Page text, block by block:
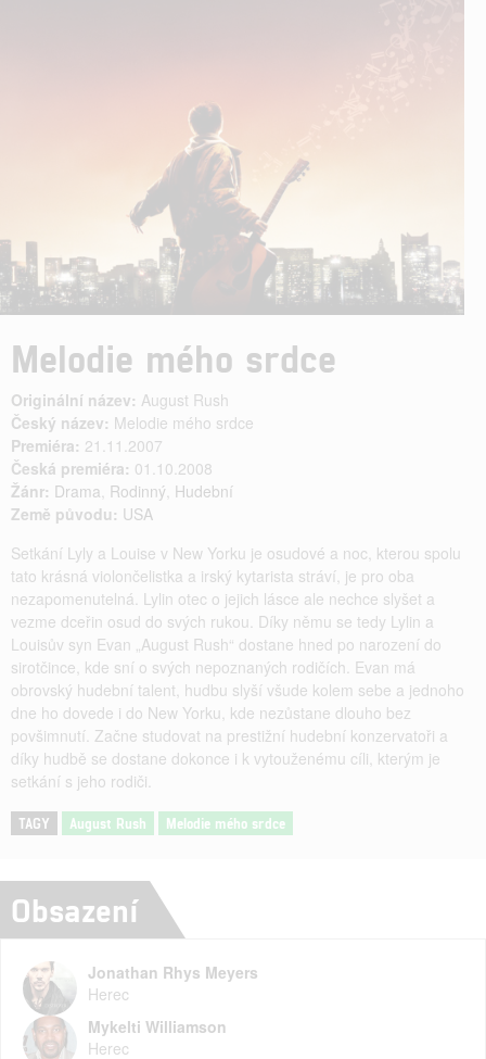
Melodie mého srdce
Originální název: August Rush
Český název: Melodie mého srdce
Premiéra: 21.11.2007
Česká premiéra: 01.10.2008
Žánr: Drama, Rodinný, Hudební
Země původu: USA
Setkání Lyly a Louise v New Yorku je osudové a noc, kterou spolu
tato krásná violončelistka a irský kytarista stráví, je pro oba
nezapomenutelná. Lylin otec o jejich lásce ale nechce slyšet a
vezme dceřin osud do svých rukou. Díky němu se tedy Lylin a
Louisův syn Evan „August Rush“ dostane hned po narození do
sirotčince, kde sní o svých nepoznaných rodičích. Evan má
obrovský hudební talent, hudbu slyší všude kolem sebe a jednoho
dne ho dovede i do New Yorku, kde nezůstane dlouho bez
povšimnutí. Začne studovat na prestižní hudební konzervatoři a
díky hudbě se dostane dokonce i k vytouženému cíli, kterým je
setkání s jeho rodiči.
TAGY August Rush Melodie mého srdce
Obsazení
Jonathan Rhys Meyers
Herec
Mykelti Williamson
Herec